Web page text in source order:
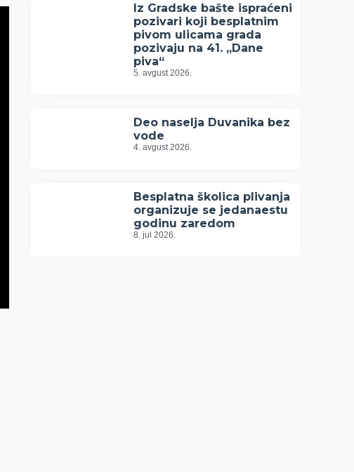
Iz Gradske bašte ispraćeni
pozivari koji besplatnim
pivom ulicama grada
pozivaju na 41. „Dane
piva“
5. avgust 2026.
Deo naselja Duvanika bez
vode
4. avgust 2026.
Besplatna školica plivanja
organizuje se jedanaestu
godinu zaredom
8. jul 2026.